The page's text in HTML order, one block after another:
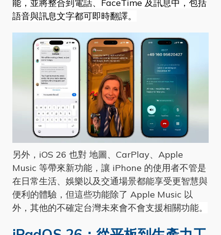
能 ，並將整合到電話、FaceTime 及訊息中，包括
語音與訊息文字都可即時翻譯。
另外，iOS 26 也對 地圖、CarPlay、Apple
Music 等帶來新功能，讓 iPhone 的使用者不管是
在日常生活、娛樂以及交通場景都能享受更智慧與
便利的體驗，但這些功能除了 Apple Music 以
外，其他的不確定台灣未來會不會支援相關功能。